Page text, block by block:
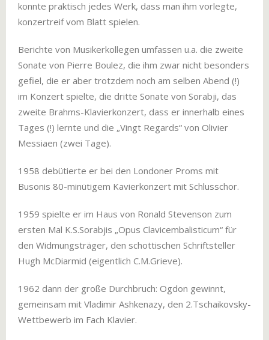
konnte praktisch jedes Werk, dass man ihm vorlegte,
konzertreif vom Blatt spielen.
Berichte von Musikerkollegen umfassen u.a. die zweite
Sonate von Pierre Boulez, die ihm zwar nicht besonders
gefiel, die er aber trotzdem noch am selben Abend (!)
im Konzert spielte, die dritte Sonate von Sorabji, das
zweite Brahms-Klavierkonzert, dass er innerhalb eines
Tages (!) lernte und die „Vingt Regards“ von Olivier
Messiaen (zwei Tage).
1958 debütierte er bei den Londoner Proms mit
Busonis 80-minütigem Kavierkonzert mit Schlusschor.
1959 spielte er im Haus von Ronald Stevenson zum
ersten Mal K.S.Sorabjis „Opus Clavicembalisticum“ für
den Widmungsträger, den schottischen Schriftsteller
Hugh McDiarmid (eigentlich C.M.Grieve).
1962 dann der große Durchbruch: Ogdon gewinnt,
gemeinsam mit Vladimir Ashkenazy, den 2.Tschaikovsky-
Wettbewerb im Fach Klavier.